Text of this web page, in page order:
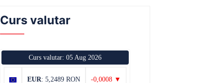
Curs valutar
Curs valutar: 05 Aug 2026
EUR: 5,2489 RON -0,0008 ▼